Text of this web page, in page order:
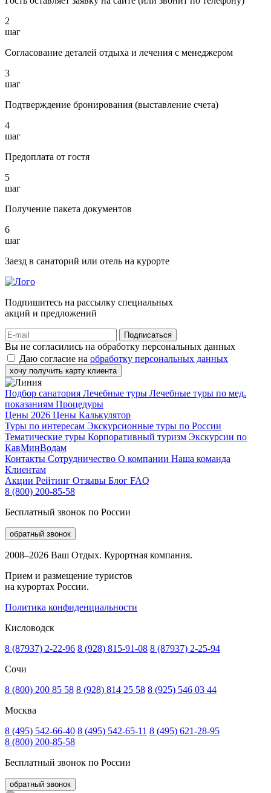
2
шаг
Согласование деталей отдыха и лечения с менеджером
3
шаг
Подтверждение бронирования (выставление счета)
4
шаг
Предоплата от гостя
5
шаг
Получение пакета документов
6
шаг
Заезд в санаторий или отель на курорте
Подпишитесь на рассылку специальных
акций и предложений
Подписаться
Вы не согласились на обработку персональных данных
Даю согласие на обработку персональных данных
хочу получить карту клиента
Подбор санатория Лечебные туры Лечебные туры по мед.
показаниям Процедуры
Цены 2026 Цены Калькулятор
Туры по интересам Экскурсионные туры по России
Тематические туры Корпоративный туризм Экскурсии по
КавМинВодам
Контакты Сотрудничество О компании Наша команда
Клиентам
Акции Рейтинг Отзывы Блог FAQ
8 (800) 200-85-58
Бесплатный звонок по России
обратный звонок
2008–2026 Ваш Отдых. Курортная компания.
Прием и размещение туристов
на курортах России.
Политика конфиденциальности
Кисловодск
8 (87937) 2-22-96 8 (928) 815-91-08 8 (87937) 2-25-94
Сочи
8 (800) 200 85 58 8 (928) 814 25 58 8 (925) 546 03 44
Москва
8 (495) 542-66-40 8 (495) 542-65-11 8 (495) 621-28-95
8 (800) 200-85-58
Бесплатный звонок по России
обратный звонок